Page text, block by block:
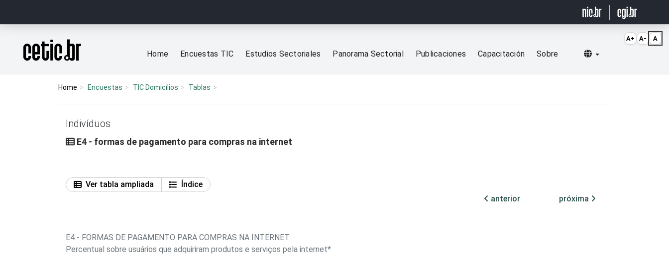
Página inicial
Home Encuestas TIC Estudios Sectoriales Panorama Sectorial Publicaciones Capacitación Sobre Selecionar idioma
Home Encuestas TIC Domicílios Tablas
Indivíduos
E4 - formas de pagamento para compras na internet
Ver tabla ampliada
Índice
anterior
próxima
E4 - FORMAS DE PAGAMENTO PARA COMPRAS NA INTERNET
Percentual sobre usuários que adquiriram produtos e serviços pela internet*
A+ A- A